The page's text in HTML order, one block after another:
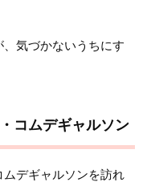
気づかないうちにす
コムデギャルソン
デギャルソンを訪れ